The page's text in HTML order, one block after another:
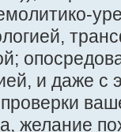
и даже с
желание